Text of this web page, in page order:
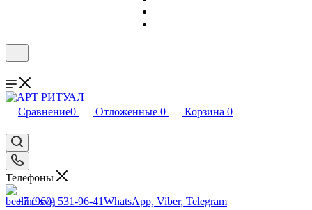
Сравнение0 Отложенные 0 Корзина 0
Телефоны
+7 (960) 531-96-41WhatsApp, Viber, Telegram